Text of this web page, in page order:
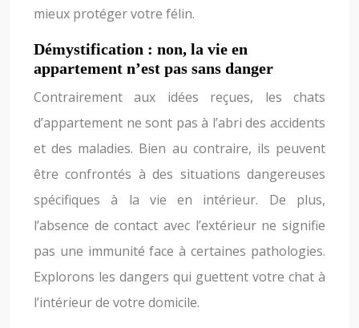
mieux protéger votre félin.
Démystification : non, la vie en
appartement n’est pas sans danger
Contrairement aux idées reçues, les chats
d’appartement ne sont pas à l’abri des accidents
et des maladies. Bien au contraire, ils peuvent
être confrontés à des situations dangereuses
spécifiques à la vie en intérieur. De plus,
l’absence de contact avec l’extérieur ne signifie
pas une immunité face à certaines pathologies.
Explorons les dangers qui guettent votre chat à
l’intérieur de votre domicile.